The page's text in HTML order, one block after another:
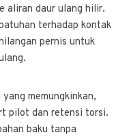
aliran daur ulang hilir.
terhadap kontak
pernis untuk
memungkinkan,
pilot dan retensi torsi.
baku tanpa